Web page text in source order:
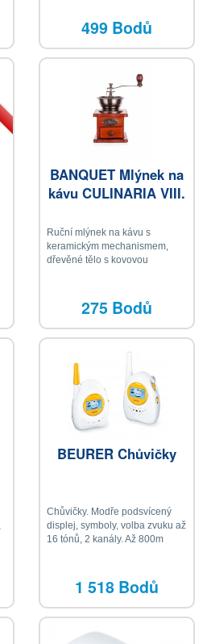
na rozpékání mraženého
pečiva a tlačítko pro opakovaný
ohřev
499 Bodů
BANQUET Mlýnek na
kávu CULINARIA VIII.
Ruční mlýnek na kávu s
keramickým mechanismem,
dřevěné tělo s kovovou
275 Bodů
BEURER Chůvičky
Chůvičky. Modře podsvícený
displej, symboly, volba zvuku až
16 tónů, 2 kanály. Až 800m
1 518 Bodů